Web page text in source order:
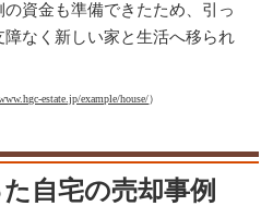
資金も準備できたため、引っ
なく新しい家と生活へ移られ
estate.jp/example/house/）
自宅の売却事例